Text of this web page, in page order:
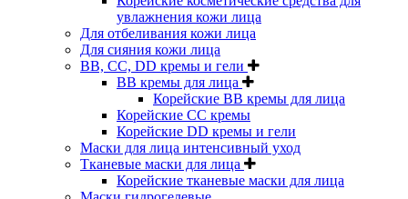
увлажнения кожи лица
Для отбеливания кожи лица
Для сияния кожи лица
BB, CC, DD кремы и гели
BB кремы для лица
Корейские BB кремы для лица
Корейские CC кремы
Корейские DD кремы и гели
Маски для лица интенсивный уход
Тканевые маски для лица
Корейские тканевые маски для лица